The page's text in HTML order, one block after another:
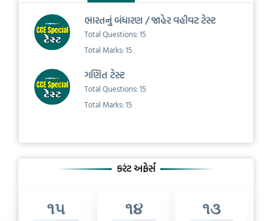
ભારતનું બંધારણ / જાહેર વહીવટ ટેસ્ટ
Total Questions: 15
Total Marks: 15
ગણિત ટેસ્ટ
Total Questions: 15
Total Marks: 15
કરંટ અફેર્સ
૧૫ ૧૪ ૧૩